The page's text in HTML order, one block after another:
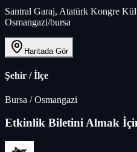
Santral Garaj, Atatürk Kongre
Osmangazi/bursa
Haritada Gör
Şehir / İlçe
Bursa /Osmangazi
Etkinlik Biletini Almak